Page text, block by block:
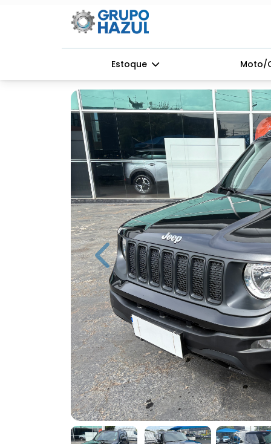
Estoque Moto/
Previous